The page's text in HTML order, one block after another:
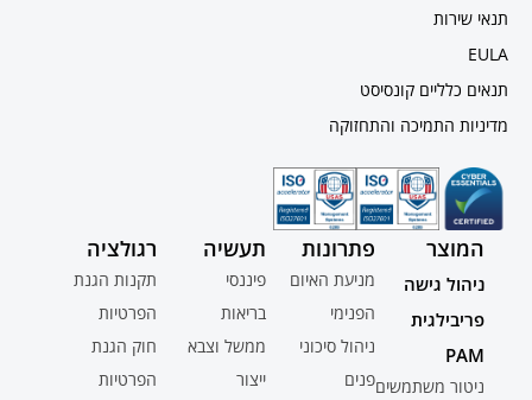
תנאי שירות
EULA
תנאים כלליים קונסיסט
מדיניות התמיכה והתחזוקה
המוצר
ניהול גישה
פריבילגית
PAM
ניטור משתמשים
פתרונות
מניעת האיום
הפנימי
ניהול סיכוני
פנים
תעשיה
פיננסי
בריאות
ממשל וצבא
ייצור
רגולציה
תקנות הגנת
הפרטיות
חוק הגנת
הפרטיות